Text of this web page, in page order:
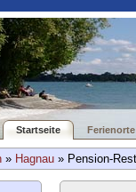
Startseite Ferienorte
» Hagnau » Pension-